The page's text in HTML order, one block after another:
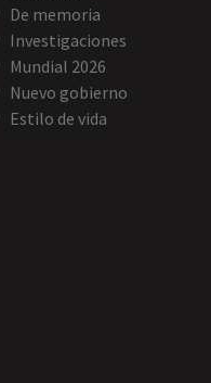
De memoria
Investigaciones
Mundial 2026
Nuevo gobierno
Estilo de vida